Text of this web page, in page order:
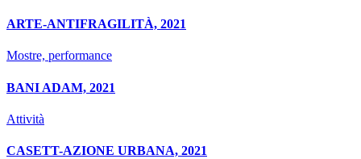
ARTE-ANTIFRAGILITÀ, 2021
Mostre, performance
BANI ADAM, 2021
Attività
CASETT-AZIONE URBANA, 2021